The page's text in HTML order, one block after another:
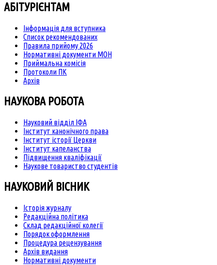
АБІТУРІЄНТАМ
Інформація для вступника
Список рекомендованих
Правила прийому 2026
Нормативні документи МОН
Приймальна комісія
Протоколи ПК
Архів
НАУКОВА РОБОТА
Науковий відділ ІФА
Інститут канонічного права
Інститут історії Церкви
Інститут капеланства
Підвищення кваліфікації
Наукове товариство студентів
НАУКОВИЙ ВІСНИК
Історія журналу
Редакційна політика
Склад редакційної колегії
Порядок оформлення
Процедура рецензування
Архів видання
Нормативні документи